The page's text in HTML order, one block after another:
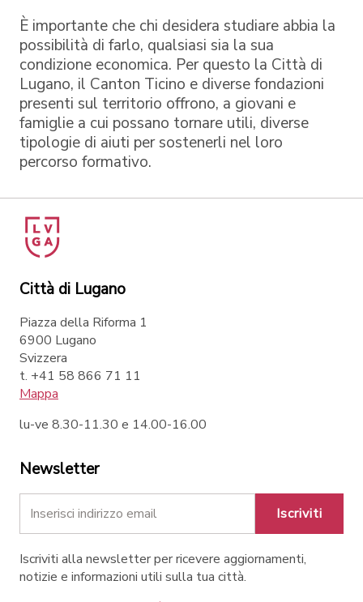
È importante che chi desidera studiare abbia la
possibilità di farlo, qualsiasi sia la sua
condizione economica. Per questo la Città di
Lugano, il Canton Ticino e diverse fondazioni
presenti sul territorio offrono, a giovani e
famiglie a cui possano tornare utili, diverse
tipologie di aiuti per sostenerli nel loro
percorso formativo.
Città di Lugano
Piazza della Riforma 1
6900 Lugano
Svizzera
t. +41 58 866 71 11
Mappa
lu-ve 8.30-11.30 e 14.00-16.00
Newsletter
Iscriviti
Iscriviti alla newsletter per ricevere aggiornamenti,
notizie e informazioni utili sulla tua città.